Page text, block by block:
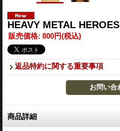
HEAVY METAL HEROES
販売価格: 800円(税込)
返品特約に関する重要事項
商品詳細